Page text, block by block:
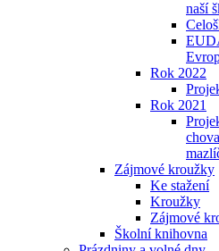
naší
Rok 2022
Rok 2021
Zájmové kroužky
Ke stažení
Kroužky
Zájmové
Školní knihovna